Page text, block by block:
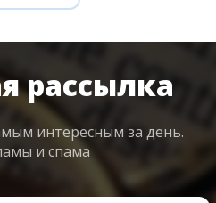
рассылка
интересным за день.
и спама